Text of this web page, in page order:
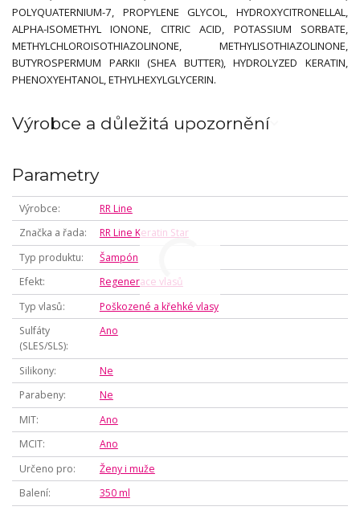
POLYQUATERNIUM-7, PROPYLENE GLYCOL, HYDROXYCITRONELLAL,
ALPHA-ISOMETHYL IONONE, CITRIC ACID, POTASSIUM SORBATE,
METHYLCHLOROISOTHIAZOLINONE, METHYLISOTHIAZOLINONE,
BUTYROSPERMUM PARKII (SHEA BUTTER), HYDROLYZED KERATIN,
PHENOXYEHTANOL, ETHYLHEXYLGLYCERIN.
Výrobce a důležitá upozornění
Parametry
Výrobce
RR Line
Značka a řada
RR Line Keratin Star
Typ produktu
Šampón
Efekt
Regenerace vlasů
Typ vlasů
Poškozené a křehké vlasy
Sulfáty
(SLES/SLS)
Ano
Silikony
Ne
Parabeny
Ne
MIT
Ano
MCIT
Ano
Určeno pro
Ženy i muže
Balení
350 ml